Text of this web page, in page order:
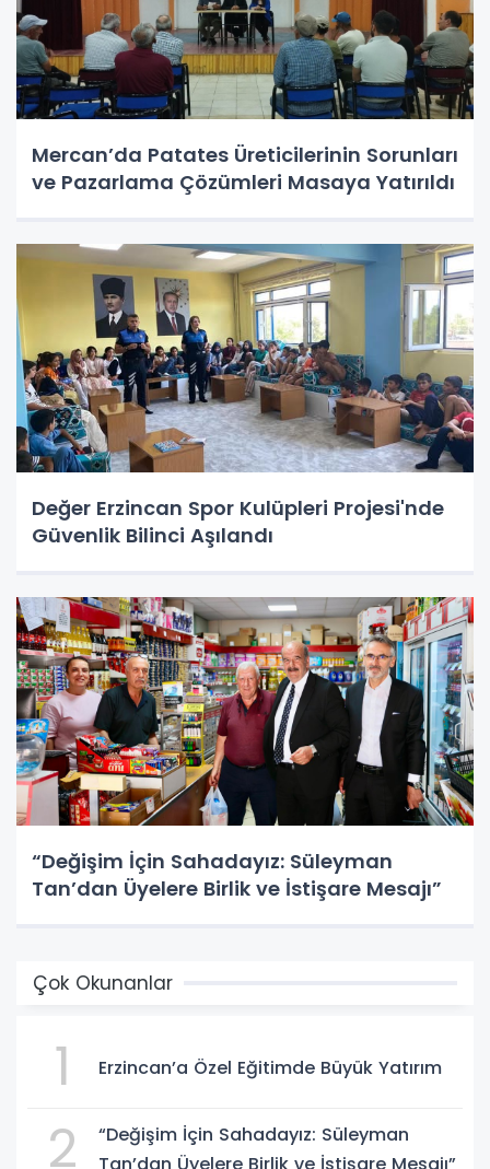
Mercan’da Patates Üreticilerinin Sorunları
ve Pazarlama Çözümleri Masaya Yatırıldı
Değer Erzincan Spor Kulüpleri Projesi'nde
Güvenlik Bilinci Aşılandı
“Değişim İçin Sahadayız: Süleyman
Tan’dan Üyelere Birlik ve İstişare Mesajı”
Çok Okunanlar
1 Erzincan’a Özel Eğitimde Büyük Yatırım
2
“Değişim İçin Sahadayız: Süleyman